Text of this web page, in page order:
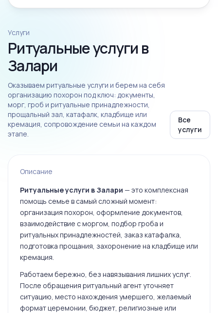
Услуги
Ритуальные услуги в
Залари
Оказываем ритуальные услуги и берем на себя
организацию похорон под ключ: документы,
морг, гроб и ритуальные принадлежности,
прощальный зал, катафалк, кладбище или
кремация, сопровождение семьи на каждом
этапе.
Все
услуги
Описание
Ритуальные услуги в Залари — это комплексная
помощь семье в самый сложный момент:
организация похорон, оформление документов,
взаимодействие с моргом, подбор гроба и
ритуальных принадлежностей, заказ катафалка,
подготовка прощания, захоронение на кладбище или
кремация.
Работаем бережно, без навязывания лишних услуг.
После обращения ритуальный агент уточняет
ситуацию, место нахождения умершего, желаемый
формат церемонии, бюджет, религиозные или